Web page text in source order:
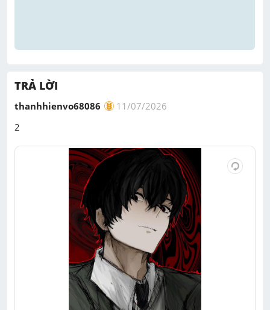
TRẢ LỜI
thanhhienvo68086
11/07/2026
2